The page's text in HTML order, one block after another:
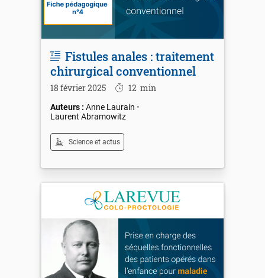
Fistules anales : traitement
chirurgical conventionnel
18 février 2025 12 min
Anne Laurain
Laurent Abramowitz
Science et actus